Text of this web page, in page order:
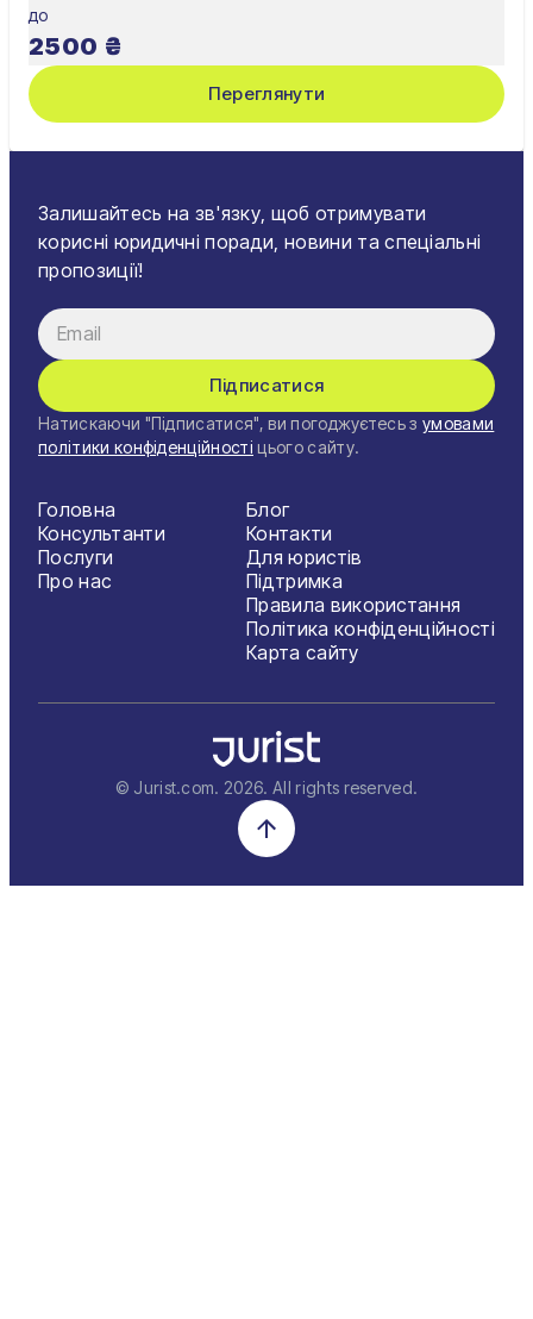
до
2500 ₴
Переглянути
Залишайтесь на зв'язку, щоб отримувати
корисні юридичні поради, новини та спеціальні
пропозиції!
Підписатися
Натискаючи "Підписатися", ви погоджуєтесь з умовами
політики конфіденційності цього сайту.
Головна
Консультанти
Послуги
Про нас
Блог
Контакти
Для юристів
Підтримка
Правила використання
Політика конфіденційності
Карта сайту
© Jurist.com. 2026. All rights reserved.